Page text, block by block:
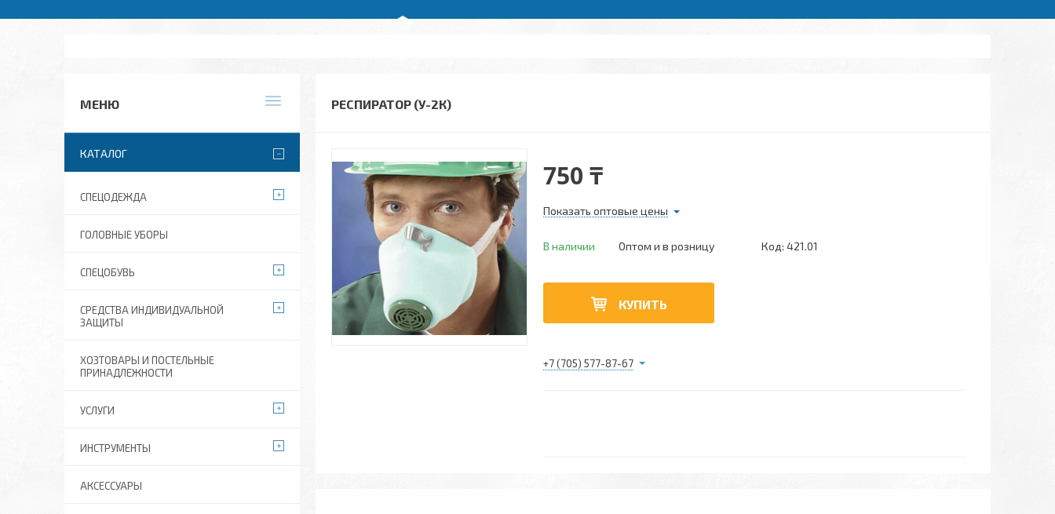
РЕСПИРАТОР (У-2К)
750 ₸
Показать оптовые цены
В наличии Оптом и в розницу Код: 421.01
КУПИТЬ
+7 (705) 577-87-67
КАТАЛОГ
СПЕЦОДЕЖДА
ГОЛОВНЫЕ УБОРЫ
СПЕЦОБУВЬ
СРЕДСТВА ИНДИВИДУАЛЬНОЙ
ЗАЩИТЫ
ХОЗТОВАРЫ И ПОСТЕЛЬНЫЕ
ПРИНАДЛЕЖНОСТИ
УСЛУГИ
ИНСТРУМЕНТЫ
АКСЕССУАРЫ